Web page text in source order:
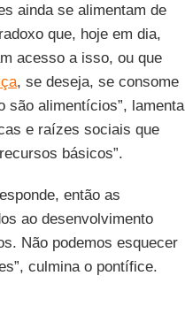
ainda se alimentam de
que, hoje em dia,
acesso a isso, ou que
, se deseja, se consome
são alimentícios”, lamenta
e raízes sociais que
básicos”.
então as
ao desenvolvimento
Não podemos esquecer
culmina o pontífice.